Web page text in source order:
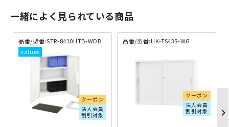
一緒によく見られている商品
品番/型番:STR-8410HTB-WDB
クーポン
法人会員
割引対象
品番/型番:HK-TS43S-WG
クーポン
法人会員
割引対象
chevron_right